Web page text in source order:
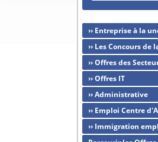
›› Entreprise à la
›› Les Concours
›› Offres des
›› Offres IT
›› Administrative
›› Emploi Centre
›› Immigration